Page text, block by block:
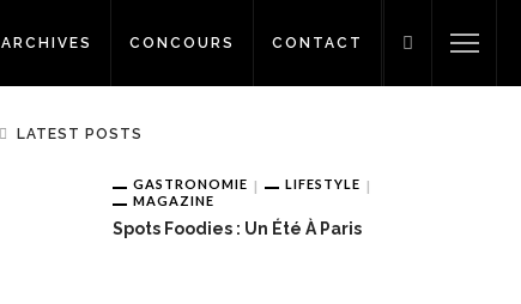
ARCHIVES CONCOURS CONTACT
LATEST POSTS
GASTRONOMIE
LIFESTYLE
MAGAZINE
Spots Foodies : Un Été À Paris